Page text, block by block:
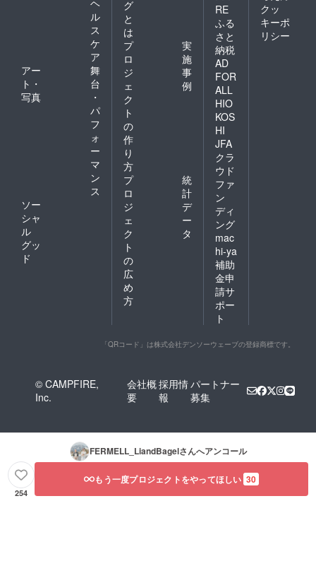
クアウ
ト：翌
日10:00
予約方
場合は
円/人
布団追
+2000
途、予
ル
ス
ケ
ア
アー
ト・
写真
舞
台
・
パ
フ
ォ
ー
マ
ン
ス
ソー
シャ
ル
グッ
ド
グ
と
は
プ
ロ
ジ
ェ
ク
ト
の
作
り
方
実
施
事
例
プ
ロ
ジ
ェ
ク
ト
の
広
め
方
統
計
デ
ー
タ
RE
ふる
さと
納税
AD
FOR
ALL
HIO
KOS
HI
JFA
クラ
ウド
ファ
ン
ディ
ング
mac
hi-ya
補助
金申
請サ
ポー
ト
クッ
キーポ
リシー
「QRコード」は株式会社デンソーウェーブの登録商標です。
© CAMPFIRE,
Inc.
会社概
要
採用情
報
パートナー
募集
FERMELL_LiandBagelさんへアンコール
254
もう一度プロジェクトをやってほしい 30